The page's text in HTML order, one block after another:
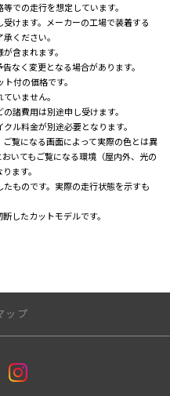
での走行を想定しています。
けます。メーカーの工場で装着する
ください。
含まれます。
なく変更となる場合があります。
付の価格です。
いません。
諸費用は別途申し受けます。
ル料金が別途必要となります。
覧になる画面によって実際の色とは異
いてもご覧になる環境（屋内外、光の
ます。
ものです。実際の走行状態を示すも
したカットモデルです。
ップ